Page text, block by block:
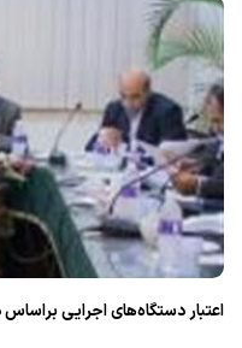
اعتبار دستگاه‌های اجرایی